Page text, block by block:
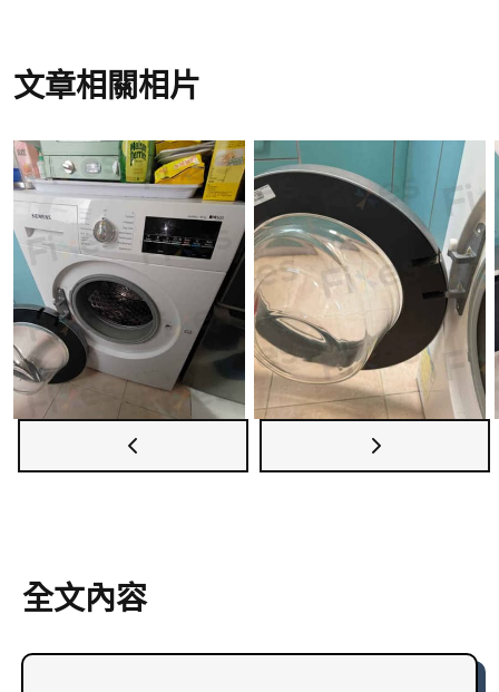
服務覆蓋全香港，專業師傅會為你的洗衣機問題提
文章相關相片
全文內容